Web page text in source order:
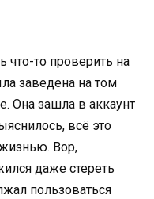
что-то проверить на
заведена на том
Она зашла в аккаунт
всё это
Вор,
даже стереть
пользоваться